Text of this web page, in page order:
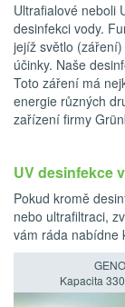
Ultrafialové neboli
desinfekci vody.
jejíž světlo
účinky. Naše
Toto záření má
energie různých
zařízení firmy
UV desinfekce
Pokud kromě
nebo ultrafiltraci,
vám ráda nabídne
Kapacita